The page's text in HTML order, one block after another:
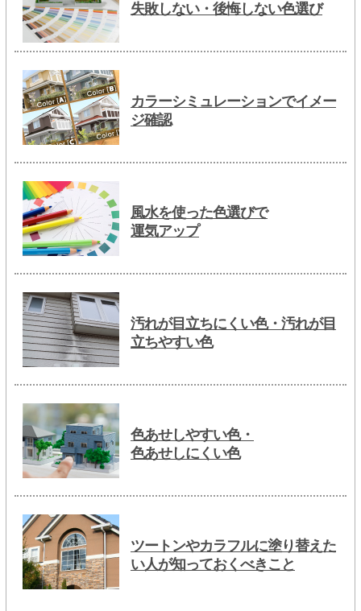
失敗しない・後悔しない色選び
カラーシミュレーションでイメー
ジ確認
風水を使った色選びで
運気アップ
汚れが目立ちにくい色・汚れが目
立ちやすい色
色あせしやすい色・
色あせしにくい色
ツートンやカラフルに塗り替えた
い人が知っておくべきこと